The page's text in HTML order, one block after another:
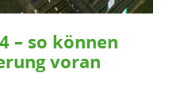
– so können
voran